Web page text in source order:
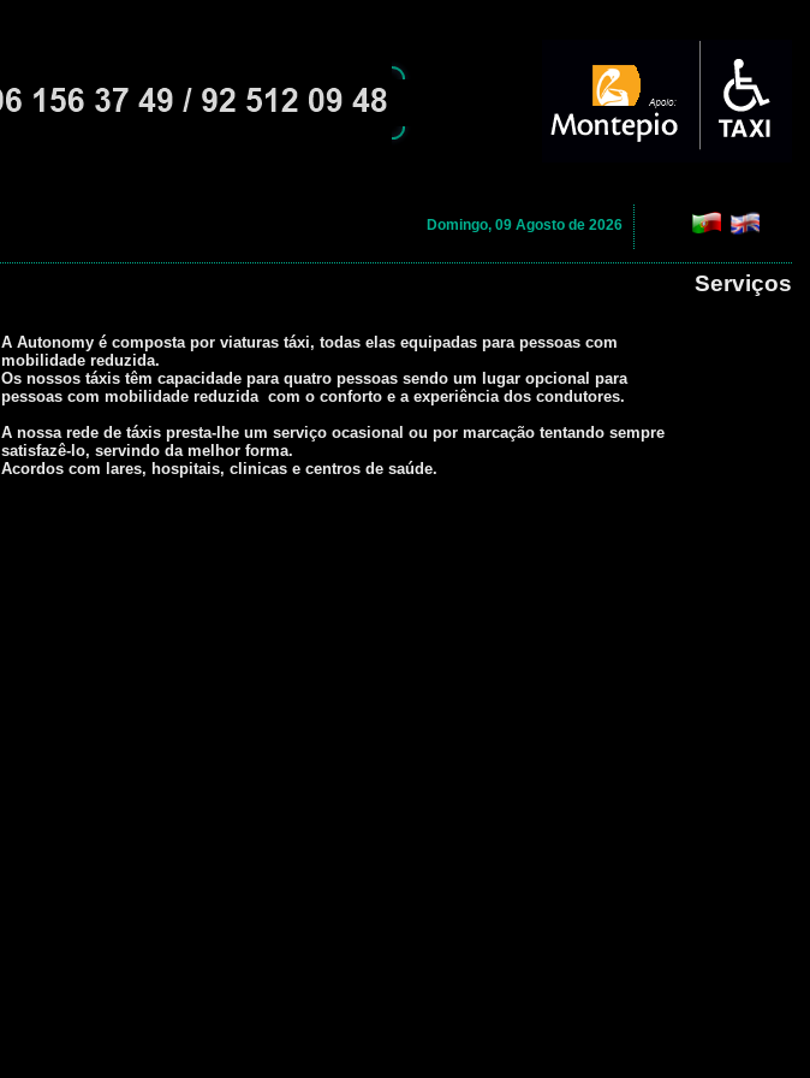
Domingo, 09 Agosto de 2026
Serviços
A Autonomy é composta por viaturas táxi, todas elas equipadas para pessoas com
mobilidade reduzida.
Os nossos táxis têm capacidade para quatro pessoas sendo um lugar opcional para
pessoas com mobilidade reduzida com o conforto e a experiência dos condutores.
A nossa rede de táxis presta-lhe um serviço ocasional ou por marcação tentando sempre
satisfazê-lo, servindo da melhor forma.
Acordos com lares, hospitais, clinicas e centros de saúde.